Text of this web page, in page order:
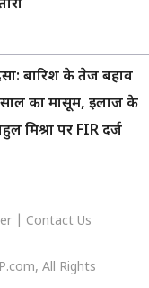
बारिश के तेज बहाव
का मासूम, इलाज के
मिश्रा पर FIR दर्ज
Contact Us
All Rights